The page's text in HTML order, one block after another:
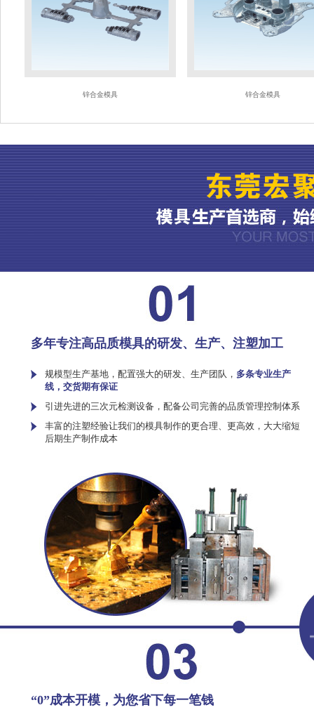
锌合金模具 锌合金模具
多年专注高品质模具的研发、生产、注塑加工
规模型生产基地，配置强大的研发、生产团队， 多条专业生产
线，交货期有保证
引进先进的三次元检测设备，配备公司完善的品质管理控制体系
丰富的注塑经验让我们的模具制作的更合理、更高效，大大缩短
后期生产制作成本
“0”成本开模，为您省下每一笔钱